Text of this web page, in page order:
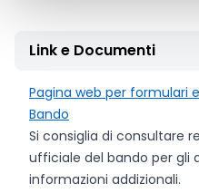
Link e Documenti
Pagina web per formulari
Bando
Si consiglia di consultare
ufficiale del bando per gli
informazioni addizionali.